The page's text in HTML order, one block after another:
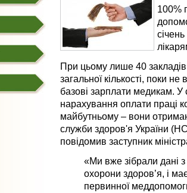
100%
При цьому лише 40
загальної кількості, поки
базові зарплати медикам. У
нарахування оплати праці
майбутньому – вони
служби здоров'я України
повідомив заступник
«Ми вже зібрали дані
охорони здоров’я, і
первинної